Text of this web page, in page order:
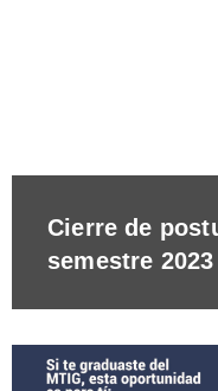
Cierre de
semestre 2023